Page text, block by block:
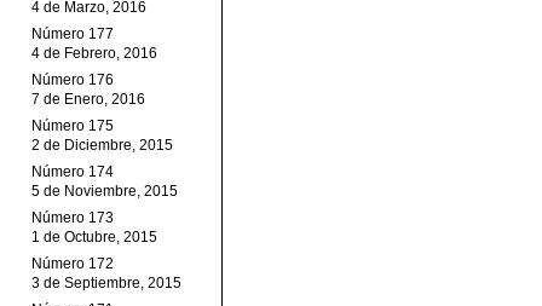
4 de Marzo, 2016
Número 177
4 de Febrero, 2016
Número 176
7 de Enero, 2016
Número 175
2 de Diciembre, 2015
Número 174
5 de Noviembre, 2015
Número 173
1 de Octubre, 2015
Número 172
3 de Septiembre, 2015